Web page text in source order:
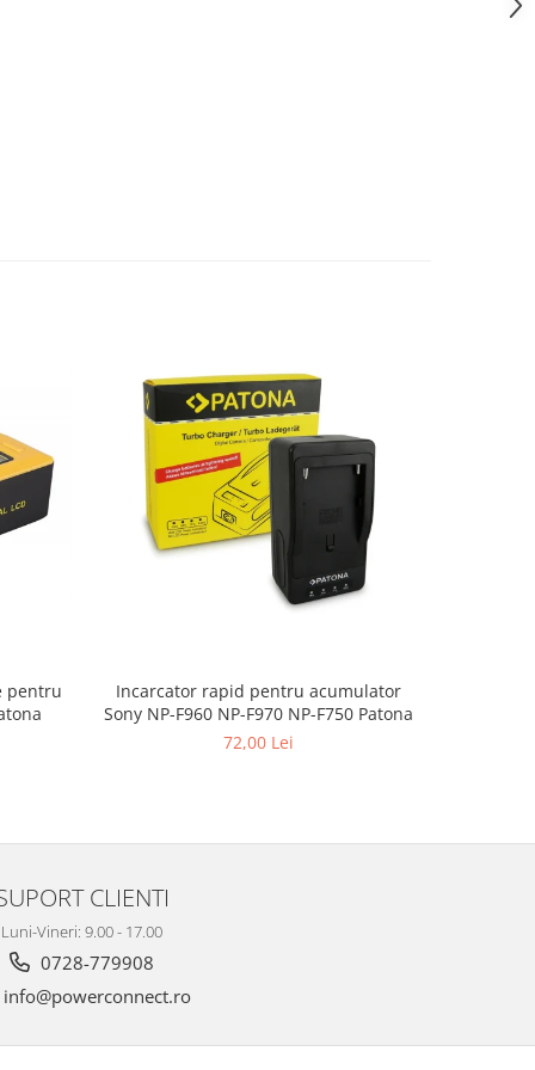
pentru
Incarcator rapid pentru acumulator
Sony NP-F960 NP-F970 NP-F750 Patona
72,00 Lei
CLIENTI
Luni-Vineri: 9.00 - 17.00
0728-779908
info@powerconnect.ro